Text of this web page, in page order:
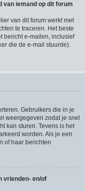
van iemand op dit forum
van dit forum werkt met
te traceren. Het beste
bericht e-mailen, inclusief
die de e-mail stuurde).
Gebruikers die in je
weergegeven zodat je snel
kan sturen. Tevens is het
worden. Als je een
of haar berichten
vrienden- en/of